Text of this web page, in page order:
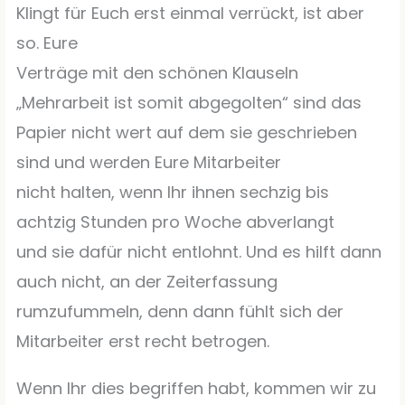
Klingt für Euch erst einmal verrückt, ist aber
so. Eure
Verträge mit den schönen Klauseln
„Mehrarbeit ist somit abgegolten“ sind das
Papier nicht wert auf dem sie geschrieben
sind und werden Eure Mitarbeiter
nicht halten, wenn Ihr ihnen sechzig bis
achtzig Stunden pro Woche abverlangt
und sie dafür nicht entlohnt. Und es hilft dann
auch nicht, an der Zeiterfassung
rumzufummeln, denn dann fühlt sich der
Mitarbeiter erst recht betrogen.
Wenn Ihr dies begriffen habt, kommen wir zu